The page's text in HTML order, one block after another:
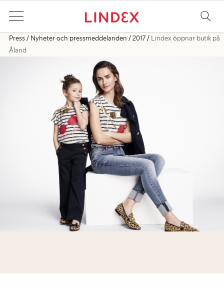
Press Nyheter och pressmeddelanden 2017
Lindex öppnar butik på
Åland